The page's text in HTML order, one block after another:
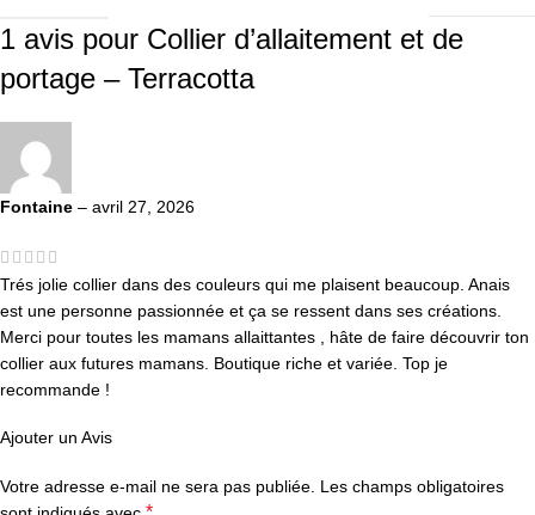
1 avis pour Collier d’allaitement et de
portage – Terracotta
Fontaine – avril 27, 2026
Trés jolie collier dans des couleurs qui me plaisent beaucoup. Anais
est une personne passionnée et ça se ressent dans ses créations.
Merci pour toutes les mamans allaittantes , hâte de faire découvrir ton
collier aux futures mamans. Boutique riche et variée. Top je
recommande !
Ajouter un Avis
Votre adresse e-mail ne sera pas publiée. Les champs obligatoires